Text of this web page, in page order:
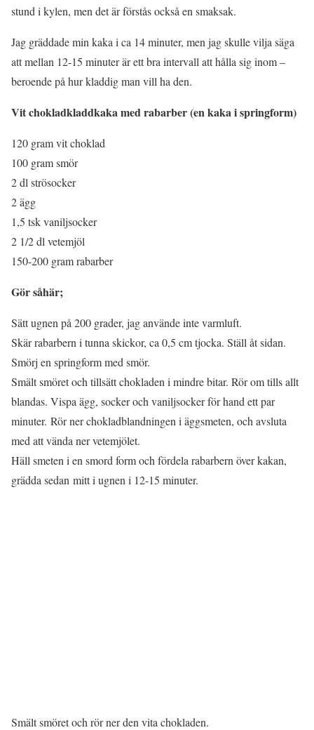
stund i kylen, men det är förstås också en smaksak.
Jag gräddade min kaka i ca 14 minuter, men jag skulle vilja säga
att mellan 12-15 minuter är ett bra intervall att hålla sig inom –
beroende på hur kladdig man vill ha den.
Vit chokladkladdkaka med rabarber (en kaka i springform)
120 gram vit choklad
100 gram smör
2 dl strösocker
2 ägg
1,5 tsk vaniljsocker
2 1/2 dl vetemjöl
150-200 gram rabarber
Gör såhär;
Sätt ugnen på 200 grader, jag använde inte varmluft.
Skär rabarbern i tunna skickor, ca 0,5 cm tjocka. Ställ åt sidan.
Smörj en springform med smör.
Smält smöret och tillsätt chokladen i mindre bitar. Rör om tills allt
blandas. Vispa ägg, socker och vaniljsocker för hand ett par
minuter. Rör ner chokladblandningen i äggsmeten, och avsluta
med att vända ner vetemjölet.
Häll smeten i en smord form och fördela rabarbern över kakan,
grädda sedan mitt i ugnen i 12-15 minuter.
Smält smöret och rör ner den vita chokladen.